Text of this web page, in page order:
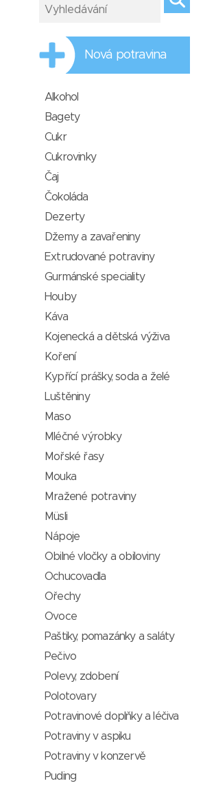
Nová potravina
Alkohol
Bagety
Cukr
Cukrovinky
Čaj
Čokoláda
Dezerty
Džemy a zavařeniny
Extrudované potraviny
Gurmánské speciality
Houby
Káva
Kojenecká a dětská výživa
Koření
Kypřící prášky, soda a želé
Luštěniny
Maso
Mléčné výrobky
Mořské řasy
Mouka
Mražené potraviny
Müsli
Nápoje
Obilné vločky a obiloviny
Ochucovadla
Ořechy
Ovoce
Paštiky, pomazánky a saláty
Pečivo
Polevy, zdobení
Polotovary
Potravinové doplňky a léčiva
Potraviny v aspiku
Potraviny v konzervě
Puding